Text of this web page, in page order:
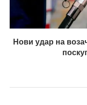
Нови удар на